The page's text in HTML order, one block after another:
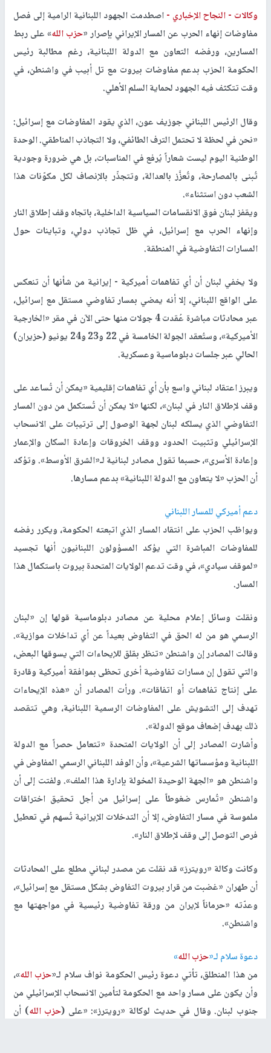
وكالات -النجاح الإخباري -اصطدمت الجهود اللبنانية الرامية إلى فصل
مفاوضات إنهاء الحرب عن المسار الإيراني بإصرار «حزب الله» على ربط
المسارين، ورفضه التعاون مع الدولة اللبنانية، رغم مطالبة رئيس
الحكومة الحزب بدعم مفاوضات بيروت مع تل أبيب في واشنطن، في
وقت تتكثف فيه الجهود لحماية السلم الأهلي.
وقال الرئيس اللبناني جوزيف عون، الذي يقود المفاوضات مع إسرائيل:
«نحن في لحظة لا تحتمل الترف الطائفي، ولا التجاذب المناطقي. الوحدة
الوطنية اليوم ليست شعاراً يُرفع في المناسبات، بل هي ضرورة وجودية
تُبنى بالمصارحة، وتُعزَّز بالعدالة، وتتجذّر بالإنصاف لكل مكوّنات هذا
الشعب دون استثناء».
ويقفز لبنان فوق الانقسامات السياسية الداخلية، باتجاه وقف إطلاق النار
وإنهاء الحرب مع إسرائيل، في ظل تجاذب دولي، وتباينات حول
المسارات التفاوضية في المنطقة.
ولا يخفي لبنان أن أي تفاهمات أميركية - إيرانية من شأنها أن تنعكس
على الواقع اللبناني، إلا أنه يمضي بمسار تفاوضي مستقل مع إسرائيل،
عبر محادثات مباشرة عُقدت 4 جولات منها حتى الآن في مقر «الخارجية
الأميركية»، وستُعقد الجولة الخامسة في 22 و23 و24 يونيو (حزيران)
الحالي عبر جلسات دبلوماسية وعسكرية.
ويبرز اعتقاد لبناني واسع بأن أي تفاهمات إقليمية «يمكن أن تُساعد على
وقف لإطلاق النار في لبنان»، لكنها «لا يمكن أن تُستكمل من دون المسار
التفاوضي الذي يسلكه لبنان لجهة الوصول إلى ترتيبات على الانسحاب
الإسرائيلي وتثبيت الحدود ووقف الخروقات وإعادة السكان والإعمار
وإعادة الأسرى»، حسبما تقول مصادر لبنانية لـ«الشرق الأوسط». وتؤكد
أن الحزب «لا يتعاون مع الدولة اللبنانية» بدعم مسارها.
دعم أميركي للمسار اللبناني
ويواظب الحزب على انتقاد المسار الذي اتبعته الحكومة، ويكرر رفضه
للمفاوضات المباشرة التي يؤكد المسؤولون اللبنانيون أنها تجسيد
«لموقف سيادي»، في وقت تدعم الولايات المتحدة بيروت باستكمال هذا
المسار.
ونقلت وسائل إعلام محلية عن مصادر دبلوماسية قولها إن «لبنان
الرسمي هو من له الحق في التفاوض بعيداً عن أي تداخلات موازية».
وقالت المصادر إن واشنطن «تنظر بقلق للإيحاءات التي يسوقها البعض،
والتي تقول إن مسارات تفاوضية أخرى تحظى بموافقة أميركية وقادرة
على إنتاج تفاهمات أو اتفاقات». ورأت المصادر أن «هذه الإيحاءات
تهدف إلى التشويش على المفاوضات الرسمية اللبنانية، وهي تتقصد
ذلك بهدف إضعاف موقع الدولة».
وأشارت المصادر إلى أن الولايات المتحدة «تتعامل حصراً مع الدولة
اللبنانية ومؤسساتها الشرعية»، وأن الوفد اللبناني الرسمي المفاوض في
واشنطن هو «الجهة الوحيدة المخولة بإدارة هذا الملف». ولفتت إلى أن
واشنطن «تُمارس ضغوطاً على إسرائيل من أجل تحقيق اختراقات
ملموسة في مسار التفاوض، إلا أن التدخلات الإيرانية تُسهم في تعطيل
فرص التوصل إلى وقف لإطلاق النار».
وكانت وكالة «رويترز» قد نقلت عن مصدر لبناني مطلع على المحادثات
أن طهران «غضبت من قرار بيروت التفاوض بشكل مستقل مع إسرائيل»،
وعدّته «حرماناً لإيران من ورقة تفاوضية رئيسية في مواجهتها مع
واشنطن».
دعوة سلام لـ«حزب الله»
من هذا المنطلق، تأتي دعوة رئيس الحكومة نواف سلام لـ«حزب الله»،
وأن يكون على مسار واحد مع الحكومة لتأمين الانسحاب الإسرائيلي من
جنوب لبنان. وقال في حديث لوكالة «رويترز»: «على (حزب الله) أن